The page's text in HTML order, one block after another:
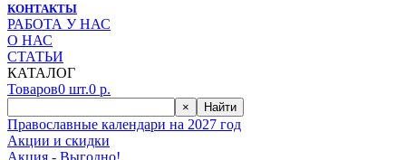
КОНТАКТЫ
РАБОТА У НАС
О НАС
СТАТЬИ
КАТАЛОГ
Товаров0 шт.0 р.
× Найти
Православные календари на 2027 год
Акции и скидки
Акция - Выгодно!